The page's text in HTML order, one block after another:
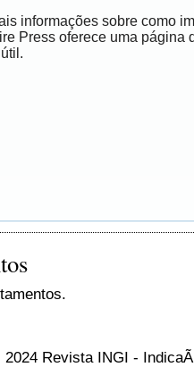
informações sobre como
Press oferece uma página
Revista INGI -